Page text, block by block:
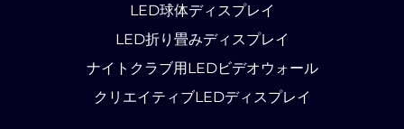
LED球体ディスプレイ
LED折り畳みディスプレイ
ナイトクラブ用LEDビデオウォール
クリエイティブLEDディスプレイ